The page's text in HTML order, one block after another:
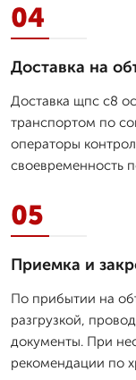
04
Доставка на
Доставка щпс с8
транспортом по
операторы
своевременность
05
Приемка и
По прибытии на
разгрузкой,
документы. При
рекомендации по